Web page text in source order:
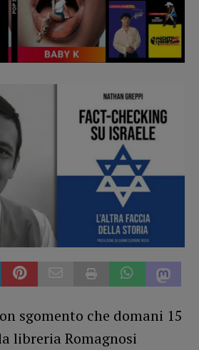
sgomento che domani 15
libreria Romagnosi